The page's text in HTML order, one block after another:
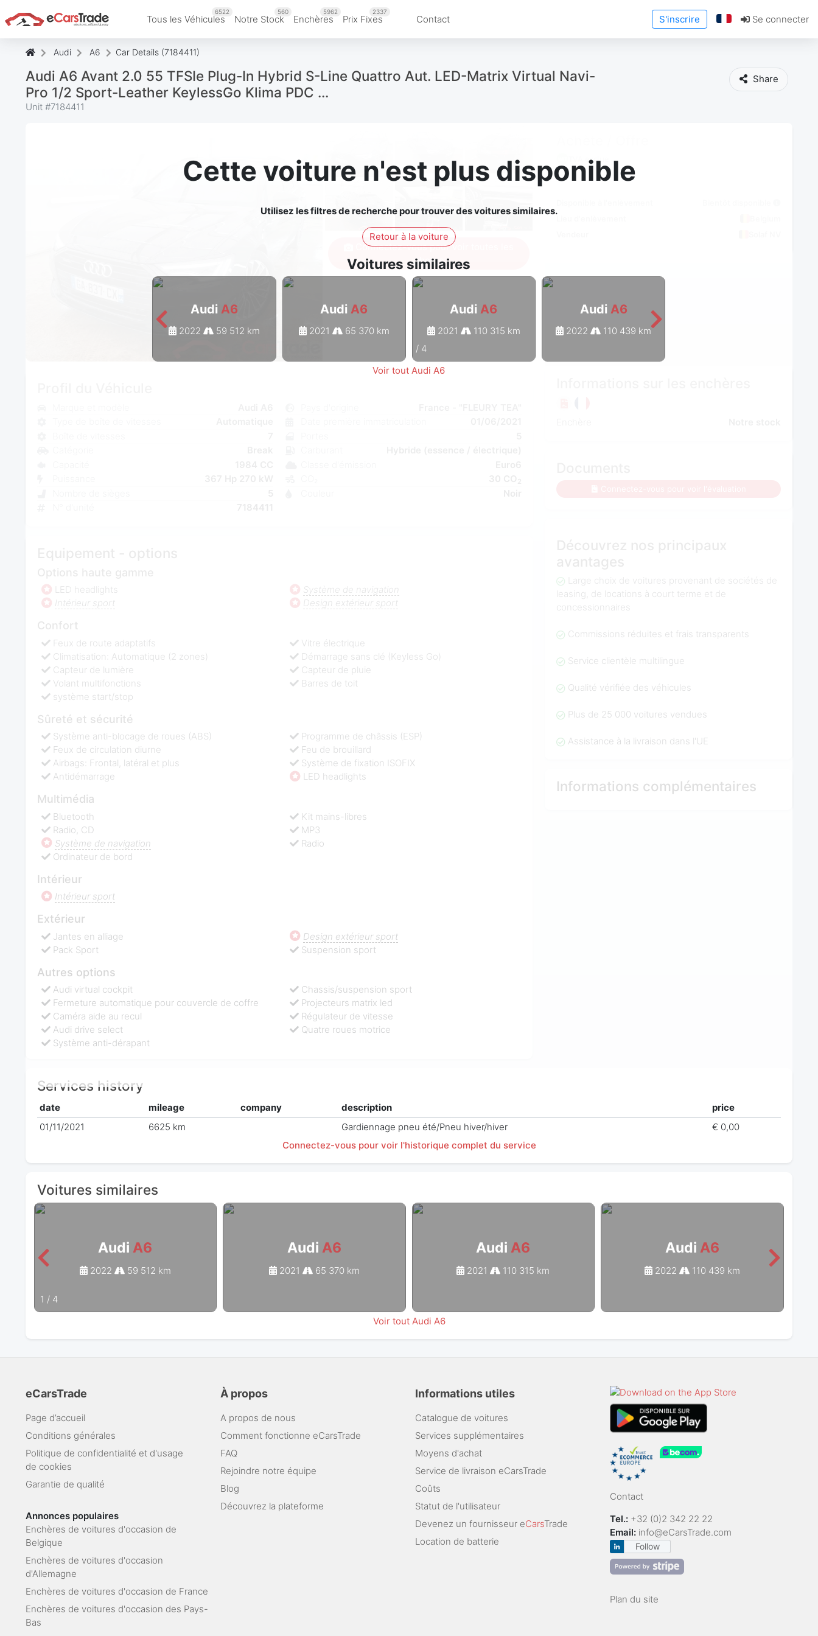
Tous les Véhicules
6522
Notre Stock
560
Enchères
5962
Prix Fixes
2337
Contact S'inscrire Se connecter
Audi A6 Car Details (7184411)
Audi A6 Avant 2.0 55 TFSIe Plug-In Hybrid S-Line Quattro Aut. LED-Matrix Virtual Navi-
Pro 1/2 Sport-Leather KeylessGo Klima PDC ...
Unit #7184411
Share
Cette voiture n'est plus disponible
Utilisez les filtres de recherche pour trouver des voitures similaires.
Retour à la voiture
Voitures similaires
Audi A6
2022 59 512 km
AudiA6
2021 65 370 km
AudiA6
2021 110 315 km
Audi A6
2022 110 439 km
/ 4
Voir tout Audi A6
TVA exclue
Large choix de voitures provenant de sociétés de
leasing, de locations à court terme et de
concessionnaires
Commissions réduites et frais transparents
Service clientèle multilingue
Qualité vérifiée des véhicules
Plus de 25 000 voitures vendues
Assistance à la livraison dans l'UE
Informations complémentaires
Connectez-vous pour voir toutes les
photos
LED headlights
Système de navigation
Intérieur sport
Design extérieur sport
Confort
Feux de route adaptatifs
Climatisation: Automatique (2 zones)
Vitre électrique
Démarrage sans clé (Keyless Go)
Capteur de lumière
Volant multifonctions
Capteur de pluie
Barres de toit
système start/stop
Sûreté et sécurité
Système anti-blocage de roues (ABS)
Feux de circulation diurne
Programme de châssis (ESP)
Feu de brouillard
Airbags: Frontal, latéral et plus
Antidémarrage
Système de fixation ISOFIX
LED headlights
Multimédia
Bluetooth
Radio, CD
Kit mains-libres
MP3
Système de navigation
Ordinateur de bord
Radio
Intérieur
Intérieur sport
Extérieur
Jantes en alliage
Design extérieur sport
Pack Sport
Suspension sport
Autres options
Audi virtual cockpit
Fermeture automatique pour couvercle de coffre
Chassis/suspension sport
Projecteurs matrix led
Caméra aide au recul
Audi drive select
Régulateur de vitesse
Quatre roues motrice
Système anti-dérapant
Services history
date mileage company description
price
01/11/2021
6625 km Gardiennage pneu été/Pneu hiver/hiver
€ 0,00
Connectez-vous pour voir l'historique complet du service
Voitures similaires
Audi A6
2022 59 512 km
Audi A6
2021 65 370 km
Audi A6
2021 110 315 km
Audi A6
2022 110 439 km
1 / 4
Voir tout Audi A6
eCarsTrade
Page d’accueil
Conditions générales
Politique de confidentialité et d'usage
de cookies
Garantie de qualité
Annonces populaires
Enchères de voitures d'occasion de
Belgique
Enchères de voitures d'occasion
d'Allemagne
Enchères de voitures d'occasion de France
Enchères de voitures d'occasion des Pays-
Bas
À propos
A propos de nous
Comment fonctionne eCarsTrade
FAQ
Rejoindre notre équipe
Blog
Découvrez la plateforme
Informations utiles
Catalogue de voitures
Services supplémentaires
Moyens d'achat
Service de livraison eCarsTrade
Coûts
Statut de l'utilisateur
Devenez un fournisseur eCarsTrade
Location de batterie
Contact
Tel.: +32 (0)2 342 22 22
Email: info@eCarsTrade.com
Follow
Plan du site